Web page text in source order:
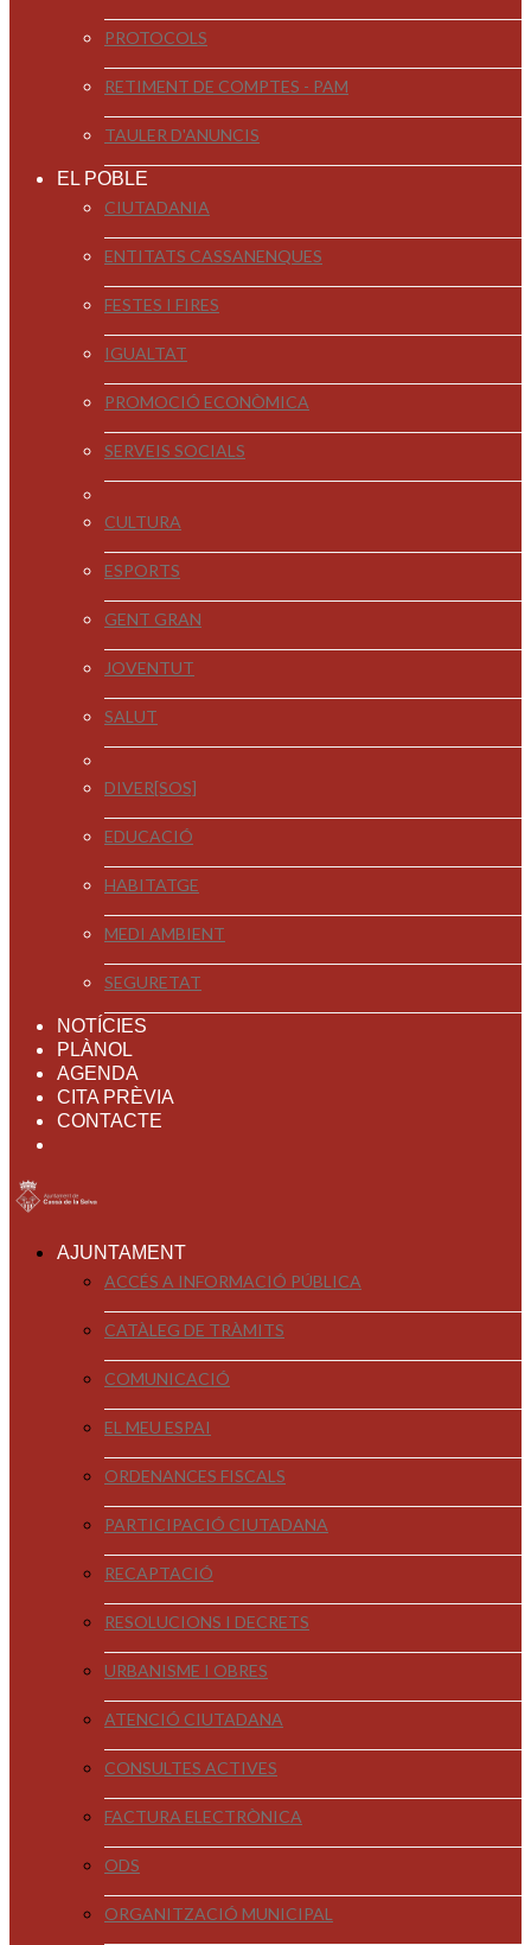
PROTOCOLS
RETIMENT DE COMPTES - PAM
TAULER D'ANUNCIS
EL POBLE
CIUTADANIA
ENTITATS CASSANENQUES
FESTES I FIRES
IGUALTAT
PROMOCIÓ ECONÒMICA
SERVEIS SOCIALS
CULTURA
ESPORTS
GENT GRAN
JOVENTUT
SALUT
DIVER[SOS]
EDUCACIÓ
HABITATGE
MEDI AMBIENT
SEGURETAT
NOTÍCIES
PLÀNOL
AGENDA
CITA PRÈVIA
CONTACTE
AJUNTAMENT
ACCÉS A INFORMACIÓ PÚBLICA
CATÀLEG DE TRÀMITS
COMUNICACIÓ
EL MEU ESPAI
ORDENANCES FISCALS
PARTICIPACIÓ CIUTADANA
RECAPTACIÓ
RESOLUCIONS I DECRETS
URBANISME I OBRES
ATENCIÓ CIUTADANA
CONSULTES ACTIVES
FACTURA ELECTRÒNICA
ODS
ORGANITZACIÓ MUNICIPAL